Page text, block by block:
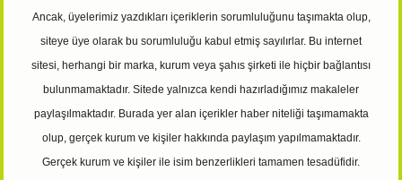
Ancak, üyelerimiz yazdıkları içeriklerin sorumluluğunu taşımakta olup,
siteye üye olarak bu sorumluluğu kabul etmiş sayılırlar. Bu internet
sitesi, herhangi bir marka, kurum veya şahıs şirketi ile hiçbir bağlantısı
bulunmamaktadır. Sitede yalnızca kendi hazırladığımız makaleler
paylaşılmaktadır. Burada yer alan içerikler haber niteliği taşımamakta
olup, gerçek kurum ve kişiler hakkında paylaşım yapılmamaktadır.
Gerçek kurum ve kişiler ile isim benzerlikleri tamamen tesadüfidir.